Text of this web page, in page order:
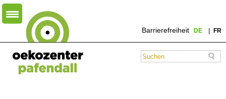
Barrierefreiheit DE FR